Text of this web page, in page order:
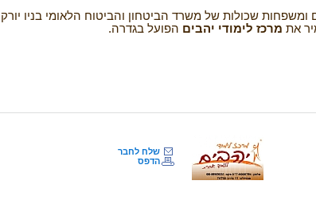
שכולות של משרד הביטחון והביטוח הלאומי בניו יורק
את מרכז לימודי יהבים הפועל בגדרה.
שלח לחבר
הדפס